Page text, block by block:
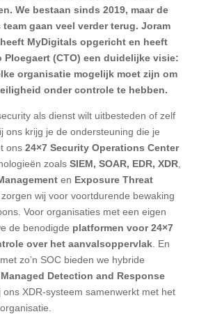
We bestaan sinds 2019, maar de
gaan veel verder terug. Joram
MyDigitals opgericht en heeft
Ploegaert (CTO) een duidelijke visie:
organisatie mogelijk moet zijn om
onder controle te hebben.
als dienst wilt uitbesteden of zelf
ons krijg je de ondersteuning die je
ons 24×7 Security Operations Center
zoals SIEM, SOAR, EDR, XDR,
en Exposure Threat
wij voor voortdurende bewaking
Voor organisaties met een eigen
de benodigde platformen voor 24×7
over het aanvalsoppervlak. En
zo’n SOC bieden we hybride
Managed Detection and Response
ons XDR-systeem samenwerkt met het